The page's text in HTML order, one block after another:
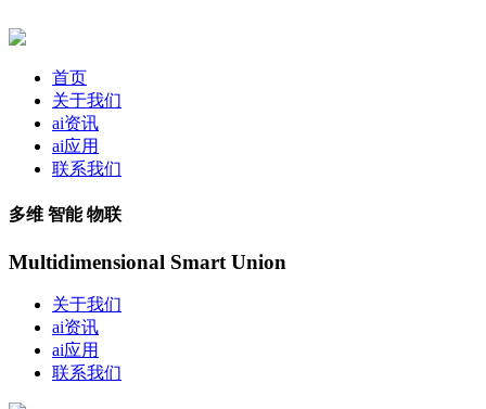
首页
关于我们
ai资讯
ai应用
联系我们
多维 智能 物联
Multidimensional Smart Union
关于我们
ai资讯
ai应用
联系我们